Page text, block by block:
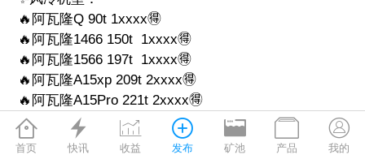
🔥阿瓦隆Q 90t 1xxxx🉐
🔥阿瓦隆1466 150t 1xxxx🉐
🔥阿瓦隆1566 197t 1xxxx🉐
🔥阿瓦隆A15xp 209t 2xxxx🉐
🔥阿瓦隆A15Pro 221t 2xxxx🉐
🔥蚂蚁s21+216t/235t 2xxxx🉐
✨水冷机型

首页

快讯

收益

发布

矿池

产品

我的